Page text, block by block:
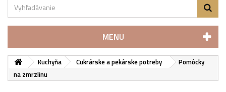
MENU
Kuchyňa Cukrárske a pekárske potreby
Pomôcky
na zmrzlinu